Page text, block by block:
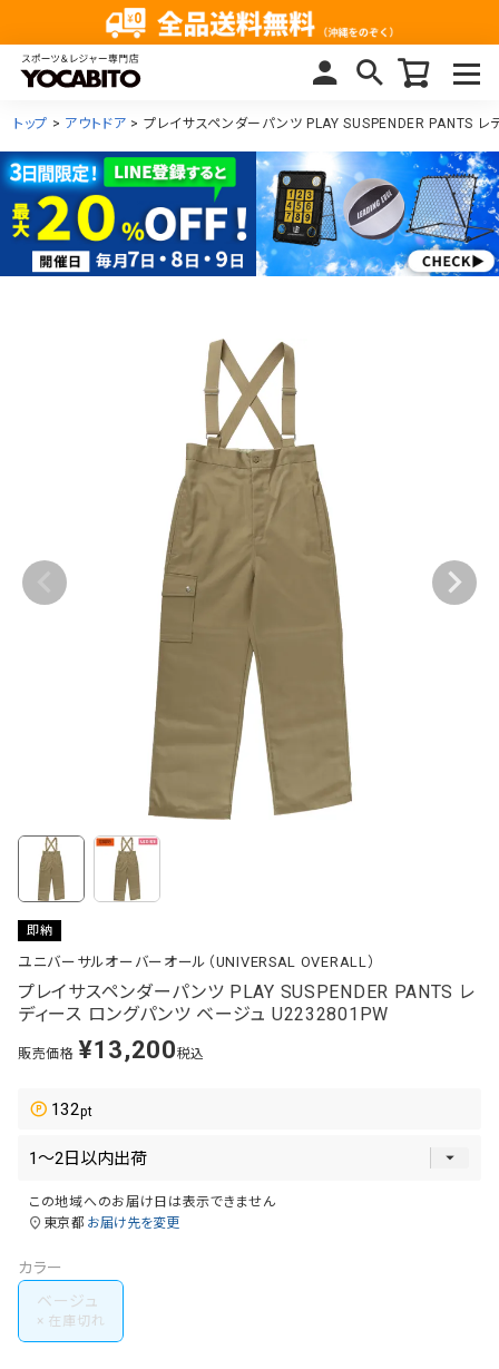
トップ アウトドア プレイサスペンダーパンツ PLAY SUSPENDER PANTS
即納
ユニバーサルオーバーオール（UNIVERSAL OVERALL）
プレイサスペンダーパンツ PLAY SUSPENDER PANTS レ
ディース ロングパンツ ベージュ U2232801PW
販売価格 ¥13,200税込
132
この地域へのお届け日は表示できません
東京都 お届け先を変更
カラー
ベージュ